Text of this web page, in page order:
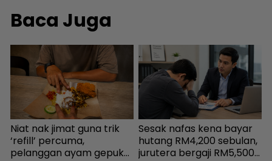
Baca Juga
Niat nak jimat guna trik
‘refill’ percuma,
pelanggan ayam gepuk
Sesak nafas kena bayar
hutang RM4,200 sebulan,
jurutera bergaji RM5,500